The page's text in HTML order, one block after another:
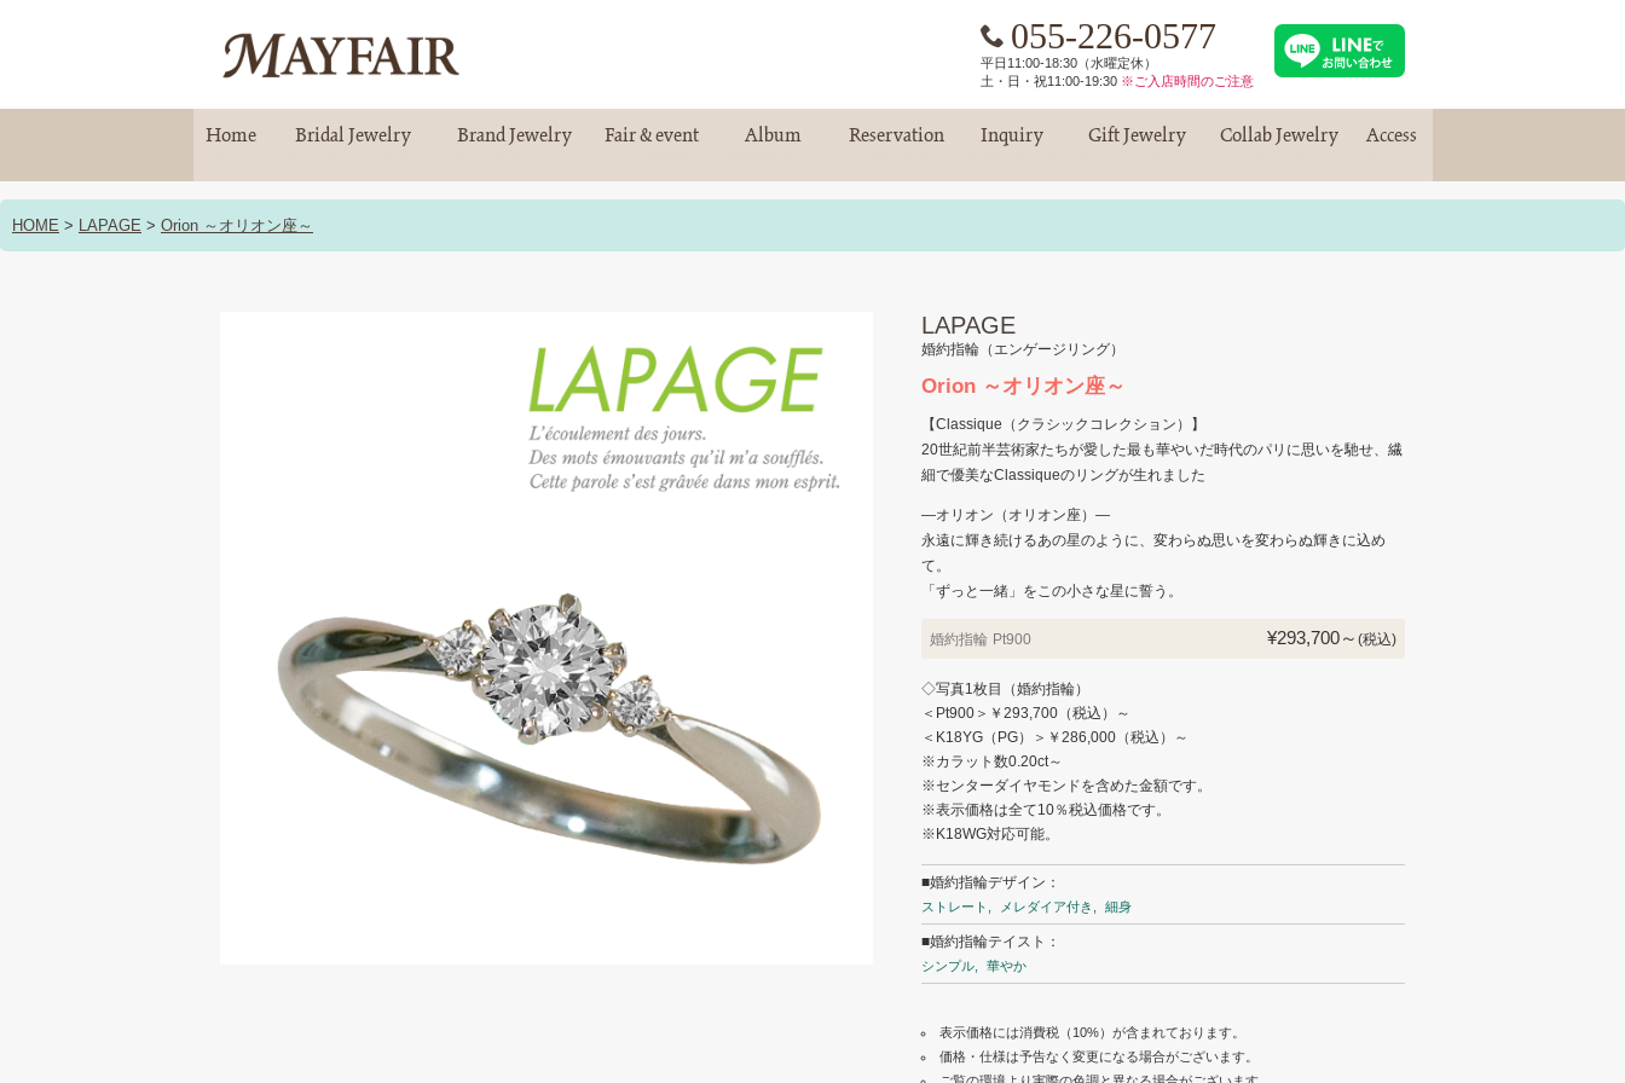
055-226-0577
平日11:00-18:30（水曜定休）
土・日・祝11:00-19:30 ※ご入店時間のご注意
Home Bridal Jewelry Brand Jewelry Fair & event Album Reservation Inquiry Gift Jewelry Collab Jewelry Access
HOME > LAPAGE > Orion ～オリオン座～
LAPAGE
婚約指輪（エンゲージリング）
Orion ～オリオン座～
【Classique（クラシックコレクション）】
20世紀前半芸術家たちが愛した最も華やいだ時代のパリに思いを馳せ、繊
細で優美なClassiqueのリングが生れました
―オリオン（オリオン座）―
永遠に輝き続けるあの星のように、変わらぬ思いを変わらぬ輝きに込め
て。
「ずっと一緒」をこの小さな星に誓う。
婚約指輪 Pt900 ¥293,700～ (税込)
◇写真1枚目（婚約指輪）
＜Pt900＞￥293,700（税込）～
＜K18YG（PG）＞￥286,000（税込）～
※カラット数0.20ct～
※センターダイヤモンドを含めた金額です。
※表示価格は全て10％税込価格です。
※K18WG対応可能。
■婚約指輪デザイン：
ストレート メレダイア付き 細身
■婚約指輪テイスト：
シンプル 華やか
表示価格には消費税（10%）が含まれております。
価格・仕様は予告なく変更になる場合がございます。